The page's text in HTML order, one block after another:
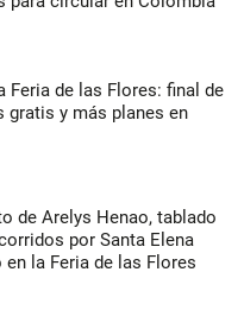
Feria de las Flores: final de
gratis y más planes en
de Arelys Henao, tablado
por Santa Elena
la Feria de las Flores